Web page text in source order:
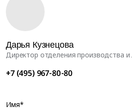
Дарья Кузнецова
Директор отделения производства и
+7 (495) 967-80-80
Имя*